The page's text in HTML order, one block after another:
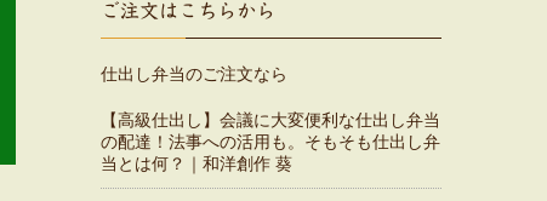
ご注文はこちらから
仕出し弁当のご注文なら
【高級仕出し】会議に大変便利な仕出し弁当
の配達！法事への活用も。そもそも仕出し弁
当とは何？｜和洋創作 葵